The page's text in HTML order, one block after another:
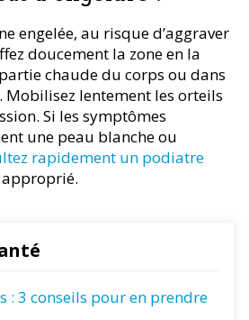
engelée, au risque d’aggraver
doucement la zone en la
chaude du corps ou dans
Mobilisez lentement les orteils
Si les symptômes
une peau blanche ou
rapidement un podiatre
: 3 conseils pour en prendre